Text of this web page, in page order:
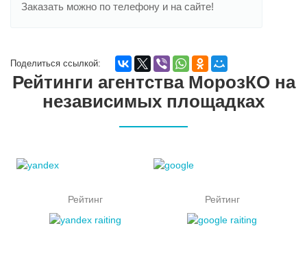
Заказать можно по телефону и на сайте!
Поделиться ссылкой:
Рейтинги агентства МорозКО на
независимых площадках
Рейтинг Рейтинг